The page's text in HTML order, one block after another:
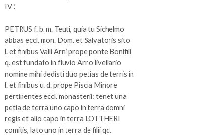
IVª.
PETRUS f. b. m. Teuti, quia tu Sichelmo
abbas eccl. mon. Dom. et Salvatoris sito
l. et finibus Valli Arni prope ponte Bonifili
q. est fundato in fluvio Arno livellario
nomine mihi dedisti duo petias de terris in
l. et finibus u. d. prope Piscia Minore
pertinentes eccl. monasterii: tenet una
petia de terra uno capo in terra domni
regis et alio capo in terra LOTTHERI
comitis, lato uno in terra de filii qd.